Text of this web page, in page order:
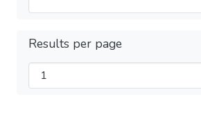
Results per page